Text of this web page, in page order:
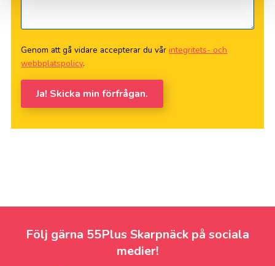
Genom att gå vidare accepterar du vår integritets- och
webbplatspolicy.
Ja! Skicka min förfrågan.
Följ gärna 55Plus Skarpnäck på sociala
medier!